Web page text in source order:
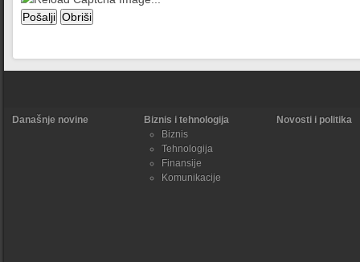
Današnje novine
Biznis i tehnologija
Biznis
Tehnologija
Finansije
Komunikacije
Novosti i politika